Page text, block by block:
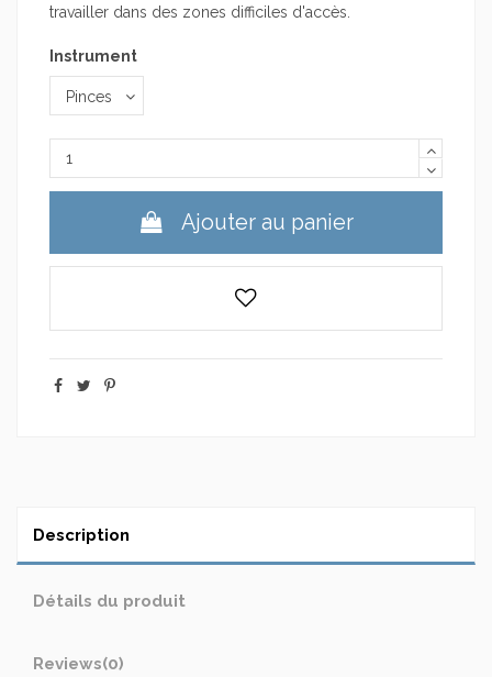
travailler dans des zones difficiles d'accès.
Instrument
Ajouter au panier
Description
Détails du produit
Reviews(0)